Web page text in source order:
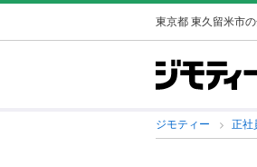
東京都 東久留米市
ジモティー 正社